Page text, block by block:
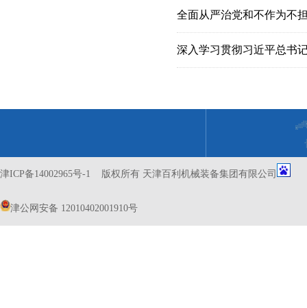
全面从严治党和不作为不
津ICP备14002965号-1 版权所有 天津百利机械装备集团有限公司
津公网安备 12010402001910号